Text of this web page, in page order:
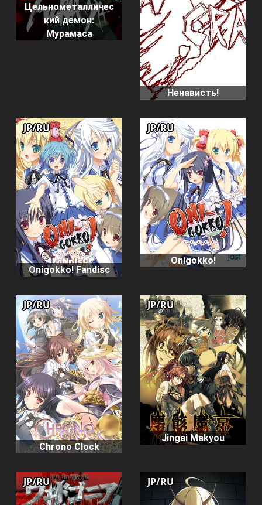
Цельнометалличес
кий демон:
Мурамаса
Ненависть!
Onigokko! Fandisc
JP/RU
Onigokko!
JP/RU
Chrono Clock
JP/RU
Jingai Makyou
JP/RU
JP/RU JP/RU